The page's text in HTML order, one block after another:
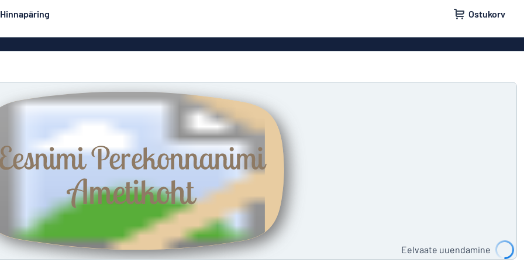
Hinnapäring Ostukorv
Eco Board
Roostevabad sildid
Emailsiltidesarnased
alumiiniumsildid
Graveeritud sildid
Rullplakatid
Dekaalid Uksesildid
Majasildid
Ärisildid
Eelvaate uuendamine